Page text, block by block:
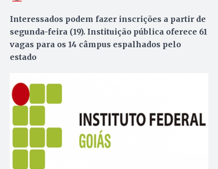
Interessados podem fazer inscrições a partir de
segunda-feira (19). Instituição pública oferece 61
vagas para os 14 câmpus espalhados pelo
estado